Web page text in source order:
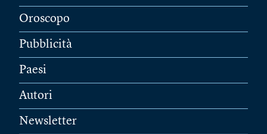
Oroscopo
Pubblicità
Paesi
Autori
Newsletter